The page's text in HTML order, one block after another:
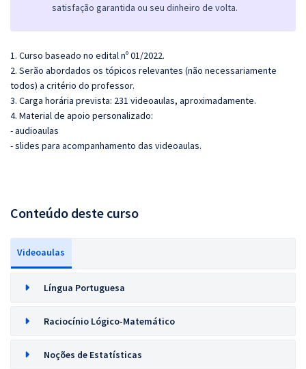
satisfação garantida ou seu dinheiro de volta.
1. Curso baseado no edital nº 01/2022.
2. Serão abordados os tópicos relevantes (não necessariamente
todos) a critério do professor.
3. Carga horária prevista: 231 videoaulas, aproximadamente.
4. Material de apoio personalizado:
- audioaulas
- slides para acompanhamento das videoaulas.
Conteúdo deste curso
Videoaulas
Língua Portuguesa
Raciocínio Lógico-Matemático
Noções de Estatísticas